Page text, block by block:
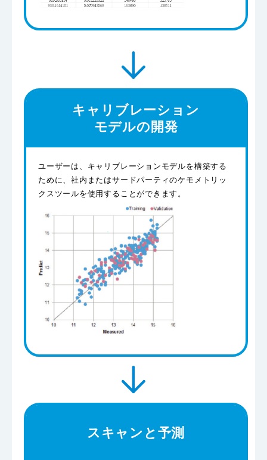
キャリブレーション
モデルの開発
ユーザーは、キャリブレーションモデルを構築する
ために、社内またはサードパーティのケモメトリッ
クスツールを使用することができます。
スキャンと予測